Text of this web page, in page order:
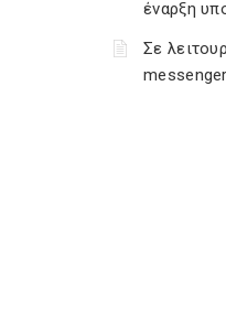
έναρξη
Σε
messenger